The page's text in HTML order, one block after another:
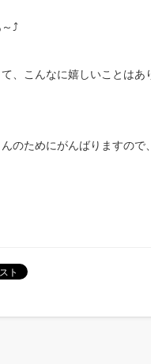
⤴️
、こんなに嬉しいことはあ
のためにがんばりますの